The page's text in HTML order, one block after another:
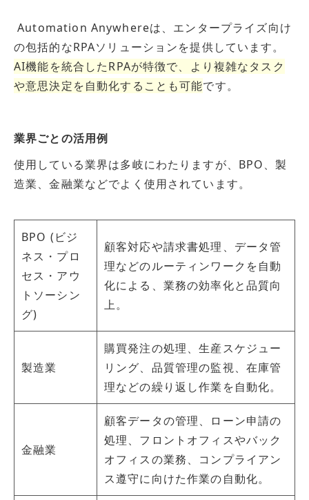
Automation Anywhereは、エンタープライズ向け
の包括的なRPAソリューションを提供しています。
AI機能を統合したRPAが特徴で、より複雑なタスク
や意思決定を自動化することも可能です。
業界ごとの活用例
使用している業界は多岐にわたりますが、BPO、製
造業、金融業などでよく使用されています。
BPO (ビジ
ネス・プロ
セス・アウ
トソーシン
グ)
顧客対応や請求書処理、データ管
理などのルーティンワークを自動
化による、業務の効率化と品質向
上。
製造業
購買発注の処理、生産スケジュー
リング、品質管理の監視、在庫管
理などの繰り返し作業を自動化。
金融業
顧客データの管理、ローン申請の
処理、フロントオフィスやバック
オフィスの業務、コンプライアン
ス遵守に向けた作業の自動化。